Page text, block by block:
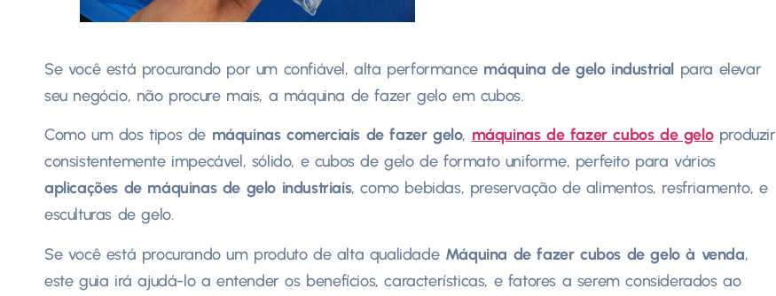
Se você está procurando por um confiável, alta performance máquina de gelo industrial para elevar
seu negócio, não procure mais, a máquina de fazer gelo em cubos.
Como um dos tipos de máquinas comerciais de fazer gelo, máquinas de fazer cubos de geloproduzir
consistentemente impecável, sólido, e cubos de gelo de formato uniforme, perfeito para vários
aplicações de máquinas de gelo industriais, como bebidas, preservação de alimentos, resfriamento, e
esculturas de gelo.
Se você está procurando um produto de alta qualidade Máquina de fazer cubos de gelo à venda,
este guia irá ajudá-lo a entender os benefícios, características, e fatores a serem considerados ao